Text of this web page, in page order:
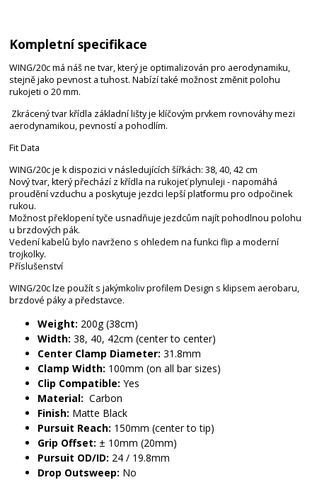
Kompletní specifikace
WING/20c má náš ne tvar, který je optimalizován pro aerodynamiku,
stejně jako pevnost a tuhost. Nabízí také možnost změnit polohu
rukojeti o 20 mm.
Zkrácený tvar křídla základní lišty je klíčovým prvkem rovnováhy mezi
aerodynamikou, pevností a pohodlím.
Fit Data
WING/20c je k dispozici v následujících šířkách: 38, 40, 42 cm
Nový tvar, který přechází z křídla na rukojeť plynuleji - napomáhá
proudění vzduchu a poskytuje jezdci lepší platformu pro odpočinek
rukou.
Možnost překlopení tyče usnadňuje jezdcům najít pohodlnou polohu
u brzdových pák.
Vedení kabelů bylo navrženo s ohledem na funkci flip a moderní
trojkolky.
Příslušenství
WING/20c lze použít s jakýmkoliv profilem Design s klipsem aerobaru,
brzdové páky a představce.
Weight: 200g (38cm)
Width:38, 40, 42cm (center to center)
Center Clamp Diameter:31.8mm
Clamp Width: 100mm (on all bar sizes)
Clip Compatible:Yes
Material: Carbon
Finish: Matte Black
Pursuit Reach: 150mm (center to tip)
Grip Offset: ± 10mm (20mm)
Pursuit OD/ID: 24 / 19.8mm
Drop Outsweep: No